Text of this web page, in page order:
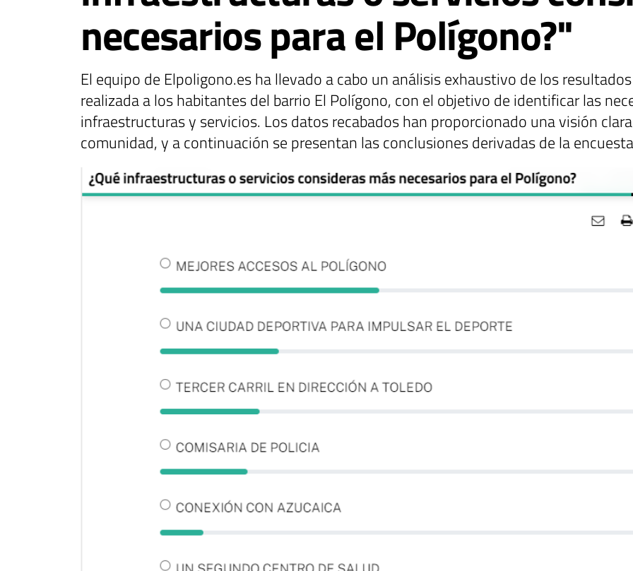
necesarios para el Polígono?"
El equipo de Elpoligono.es ha llevado a cabo un análisis exhaustivo de los
realizada a los habitantes del barrio El Polígono, con el objetivo de identificar las
infraestructuras y servicios. Los datos recabados han proporcionado una visión
comunidad, y a continuación se presentan las conclusiones derivadas de la